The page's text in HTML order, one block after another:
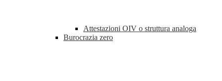
Attestazioni OIV o struttura analoga
Burocrazia zero